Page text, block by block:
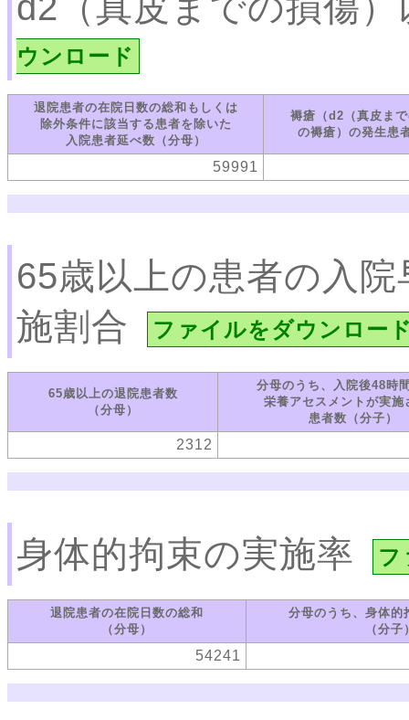
ウンロード
退院患者の在院日数の総和もしくは
除外条件に該当する患者を除いた
入院患者延べ数（分母）
褥瘡（d2（真皮ま
の褥瘡）の発生患
59991
65歳以上の患者の入
施割合
ファイルをダウンロー
65歳以上の退院患者数
（分母）
分母のうち、入院後48時
栄養アセスメントが実施
患者数（分子）
2312
身体的拘束の実施率 フ
退院患者の在院日数の総和
（分母）
分母のうち、身体的
（分子
54241